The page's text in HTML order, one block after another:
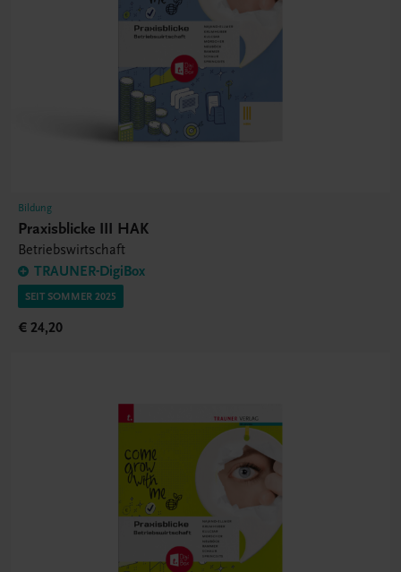
Bildung
Praxisblicke III HAK
Betriebswirtschaft
TRAUNER-DigiBox
SEIT SOMMER 2025
€ 24,20